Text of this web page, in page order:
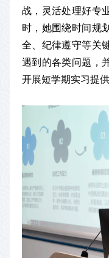
战，灵活处理好专
时，她围绕时间规
全、纪律遵守等关
遇到的各类问题，
开展短学期实习提供